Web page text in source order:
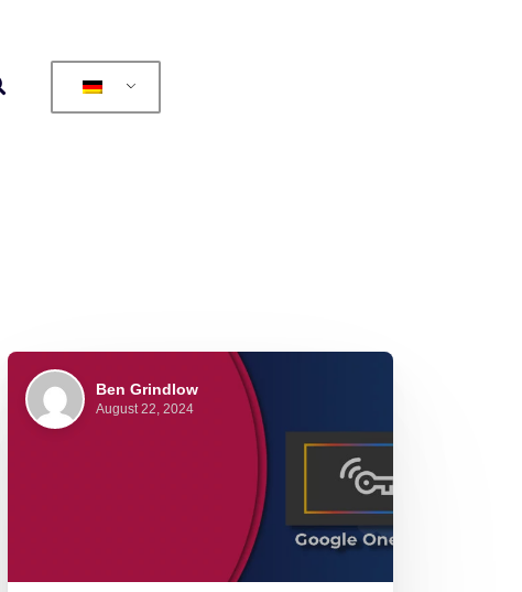
Ben Grindlow
August 22, 2024